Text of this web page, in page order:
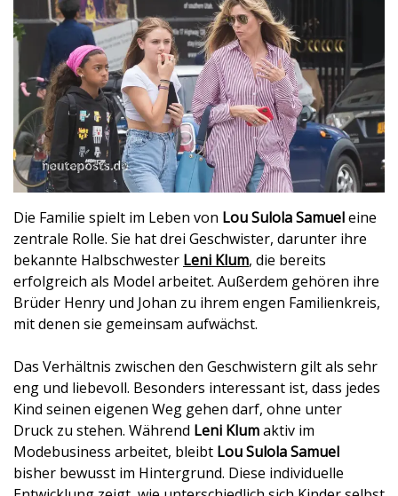
Die Familie spielt im Leben von Lou Sulola Samueleine
zentrale Rolle. Sie hat drei Geschwister, darunter ihre
bekannte Halbschwester Leni Klum, die bereits
erfolgreich als Model arbeitet. Außerdem gehören ihre
Brüder Henry und Johan zu ihrem engen Familienkreis,
mit denen sie gemeinsam aufwächst.
Das Verhältnis zwischen den Geschwistern gilt als sehr
eng und liebevoll. Besonders interessant ist, dass jedes
Kind seinen eigenen Weg gehen darf, ohne unter
Druck zu stehen. Während Leni Klumaktiv im
Modebusiness arbeitet, bleibt Lou Sulola Samuel
bisher bewusst im Hintergrund. Diese individuelle